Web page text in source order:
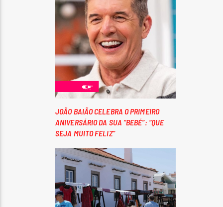
JOÃO BAIÃO CELEBRA O PRIMEIRO
ANIVERSÁRIO DA SUA “BEBÉ”: “QUE
SEJA MUITO FELIZ”